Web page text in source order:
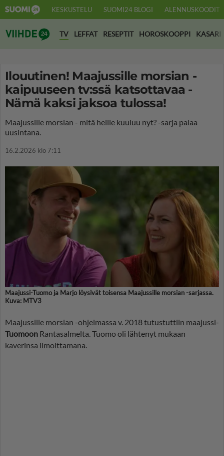
KESKUSTELU SUOMI24 BLOGI ALENNUSKOODIT
Suomi24 Viihde
TV LEFFAT RESEPTIT HOROSKOOPPI KASARI
Ilouutinen! Maajussille morsian -
kaipuuseen tv:ssä katsottavaa -
Nämä kaksi jaksoa tulossa!
Maajussille morsian - mitä heille kuuluu nyt? -sarja palaa
uusintana.
16.2.2026 klo 7:11
Maajussi-Tuomo ja Marjo löysivät toisensa Maajussille morsian -sarjassa.
Kuva: MTV3
Maajussille morsian -ohjelmassa v. 2018 tutustuttiin maajussi-
Tuomoon Rantasalmelta. Tuomo oli lähtenyt mukaan
kaverinsa ilmoittamana.